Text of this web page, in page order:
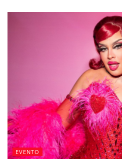
EVENTO